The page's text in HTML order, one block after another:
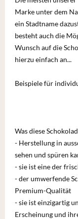
Marke unter dem
ein Stadtname
besteht auch die
Wunsch auf die
hierzu einfach an...
Beispiele für
Was diese
- Herstellung in
sehen und spüren
- sie ist eine der
- der umwerfende
Premium-Qualität
- sie ist einzigartig
Erscheinung und